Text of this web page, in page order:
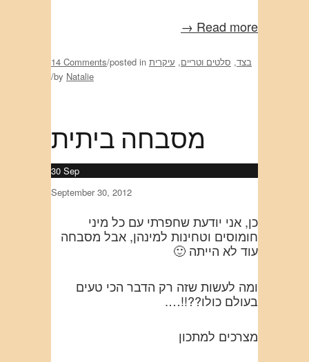
Read more →
14 Comments/posted in בצד, סלטים וטריים, עיקרית
/by Natalie
מסבחה ביתית
30 Sep
September 30, 2012
כן, אני יודעת שחפרתי עם כל מיני
חומוסים וטחינות למינהן, אבל מסבחה
עוד לא הייתה 🙂
ומה לעשות שזה רק הדבר הכי טעים
בעולם כולו??!!….
מצרכים למתכון